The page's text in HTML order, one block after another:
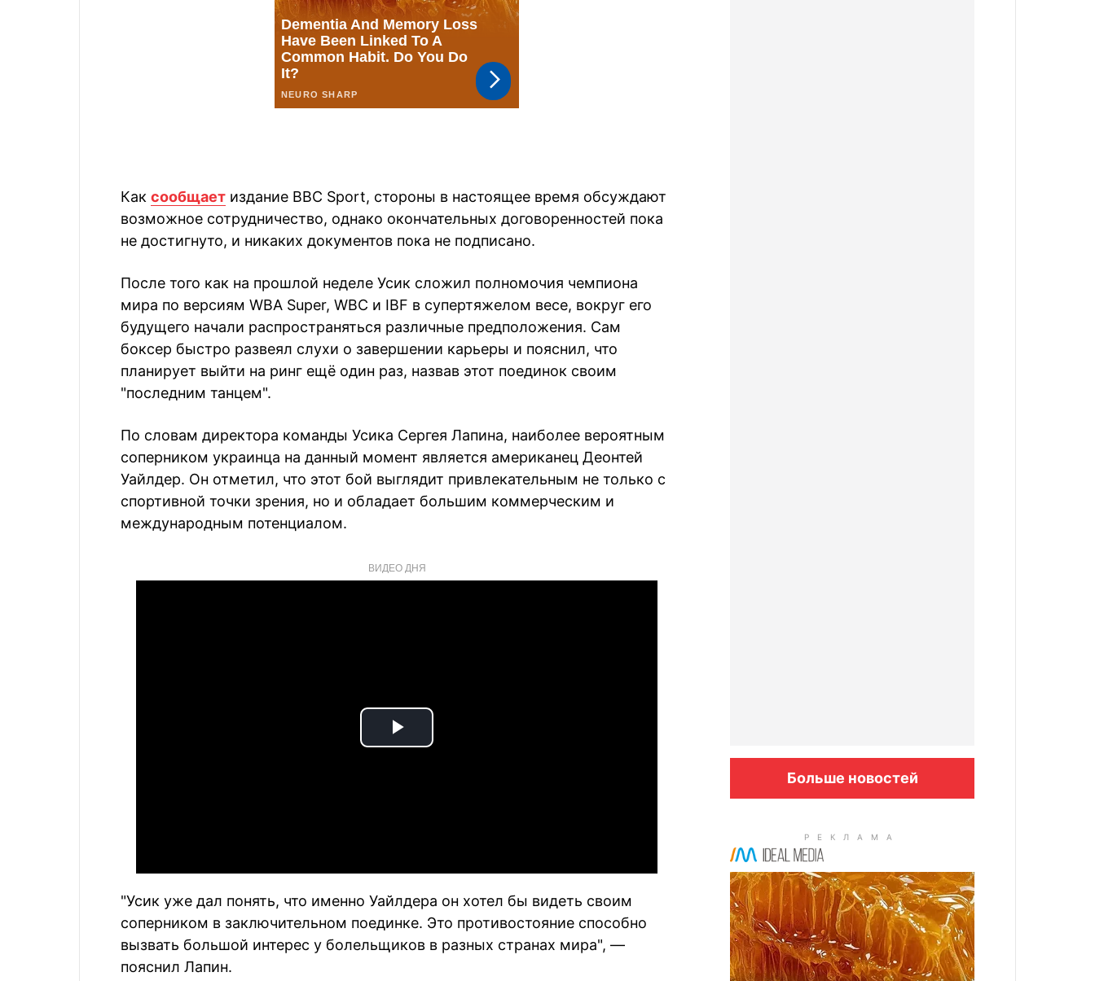
Как сообщает издание BBC Sport, стороны в настоящее время обсуждают
возможное сотрудничество, однако окончательных договоренностей пока
не достигнуто, и никаких документов пока не подписано.
После того как на прошлой неделе Усик сложил полномочия чемпиона
мира по версиям WBA Super, WBC и IBF в супертяжелом весе, вокруг его
будущего начали распространяться различные предположения. Сам
боксер быстро развеял слухи о завершении карьеры и пояснил, что
планирует выйти на ринг ещё один раз, назвав этот поединок своим
"последним танцем".
По словам директора команды Усика Сергея Лапина, наиболее вероятным
соперником украинца на данный момент является американец Деонтей
Уайлдер. Он отметил, что этот бой выглядит привлекательным не только с
спортивной точки зрения, но и обладает большим коммерческим и
международным потенциалом.
ВИДЕО ДНЯ
Play
"Усик уже дал понять, что именно Уайлдера он хотел бы видеть своим
соперником в заключительном поединке. Это противостояние способно
вызвать большой интерес у болельщиков в разных странах мира", —
пояснил Лапин.
Больше новостей